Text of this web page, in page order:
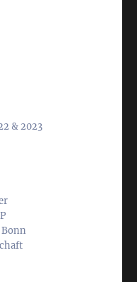
& 2023
Bonn